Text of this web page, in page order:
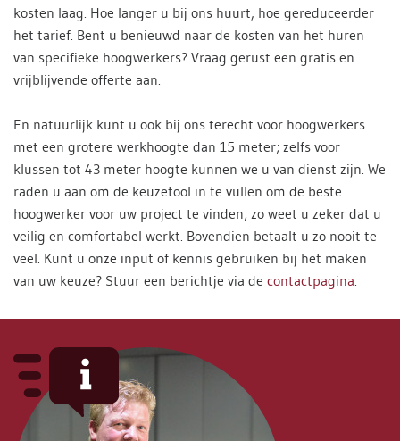
kosten laag. Hoe langer u bij ons huurt, hoe gereduceerder
het tarief. Bent u benieuwd naar de kosten van het huren
van specifieke hoogwerkers? Vraag gerust een gratis en
vrijblijvende offerte aan.
En natuurlijk kunt u ook bij ons terecht voor hoogwerkers
met een grotere werkhoogte dan 15 meter; zelfs voor
klussen tot 43 meter hoogte kunnen we u van dienst zijn. We
raden u aan om de keuzetool in te vullen om de beste
hoogwerker voor uw project te vinden; zo weet u zeker dat u
veilig en comfortabel werkt. Bovendien betaalt u zo nooit te
veel. Kunt u onze input of kennis gebruiken bij het maken
van uw keuze? Stuur een berichtje via de contactpagina.